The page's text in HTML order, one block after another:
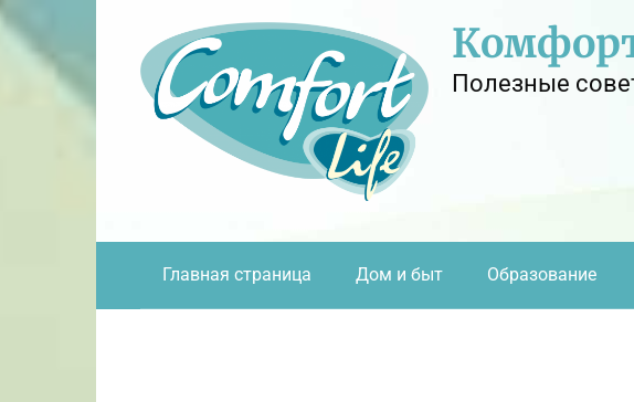
Перейти
контенту
Полезные
Главная страница Дом и быт Образование